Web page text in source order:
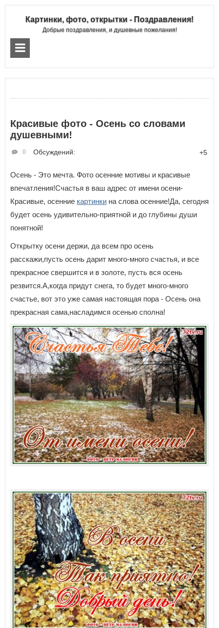
Картинки, фото, открытки - Поздравления!
Добрые поздравления, и душевные пожелания!
Красивые фото - Осень со словами
душевными!
Обсуждений:
0 +5
Осень - Это мечта. Фото осенние мотивы и красивые
впечатления!Счастья в ваш адрес от имени осени-
Красивые, осенние картинки на слова осенние!Да, сегодня
будет осень удивительно-приятной и до глубины души
понятной!
Открытку осени держи, да всем про осень
расскажи,пусть осень дарит много-много счастья, и все
прекрасное свершится и в золоте, пусть вся осень
резвится.А,когда придут снега, то будет много-много
счастье, вот это уже самая настоящая пора - Осень она
прекрасная сама,насладимся осенью сполна!